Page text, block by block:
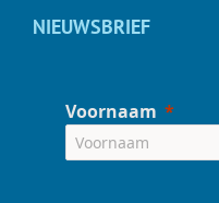
NIEUWSBRIEF
Voornaam